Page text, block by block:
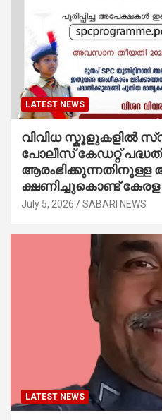
LATEST NEWS
വിവിധ സ്കൂളുകളില്‍
പോലീസ് കേഡറ്റ്
ആരംഭിക്കുന്നതിനുള്ള
ക്ഷണിച്ചുകൊണ്ട്
July 5, 2026 SABARI NEWS
LATEST NEWS